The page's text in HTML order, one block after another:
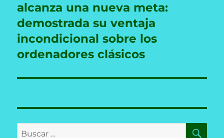
siguiente:
alcanza una nueva meta:
demostrada su ventaja
incondicional sobre los
ordenadores clásicos
Buscar